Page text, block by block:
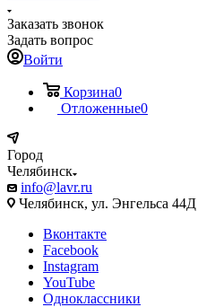
Заказать звонок
Задать вопрос
Войти
Корзина0
Отложенные0
Город
Челябинск
info@lavr.ru
Челябинск, ул. Энгельса 44Д
Вконтакте
Facebook
Instagram
YouTube
Одноклассники